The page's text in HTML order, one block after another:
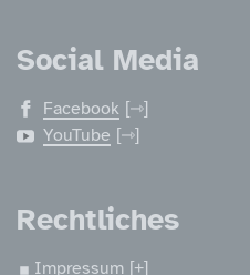
Social Media
Facebook
YouTube
Rechtliches
Impressum